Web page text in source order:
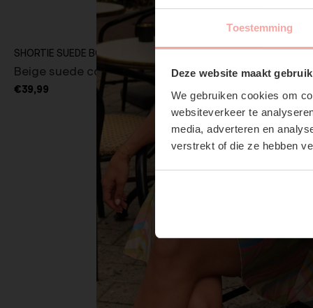
Toestemming
Deze website maakt
We gebruiken cookies om
websiteverkeer te
media, adverteren en
verstrekt of die ze hebben
SHORTIE SUEDE BOOTS
Beige suede cowboy boots
€39,99
LOAFERS
Zwarte
€24,99